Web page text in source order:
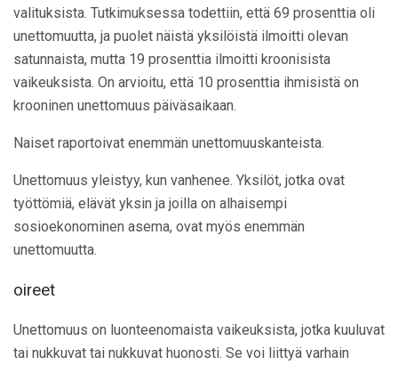
valituksista. Tutkimuksessa todettiin, että 69 prosenttia oli
unettomuutta, ja puolet näistä yksilöistä ilmoitti olevan
satunnaista, mutta 19 prosenttia ilmoitti kroonisista
vaikeuksista. On arvioitu, että 10 prosenttia ihmisistä on
krooninen unettomuus päiväsaikaan.
Naiset raportoivat enemmän unettomuuskanteista.
Unettomuus yleistyy, kun vanhenee. Yksilöt, jotka ovat
työttömiä, elävät yksin ja joilla on alhaisempi
sosioekonominen asema, ovat myös enemmän
unettomuutta.
oireet
Unettomuus on luonteenomaista vaikeuksista, jotka kuuluvat
tai nukkuvat tai nukkuvat huonosti. Se voi liittyä varhain